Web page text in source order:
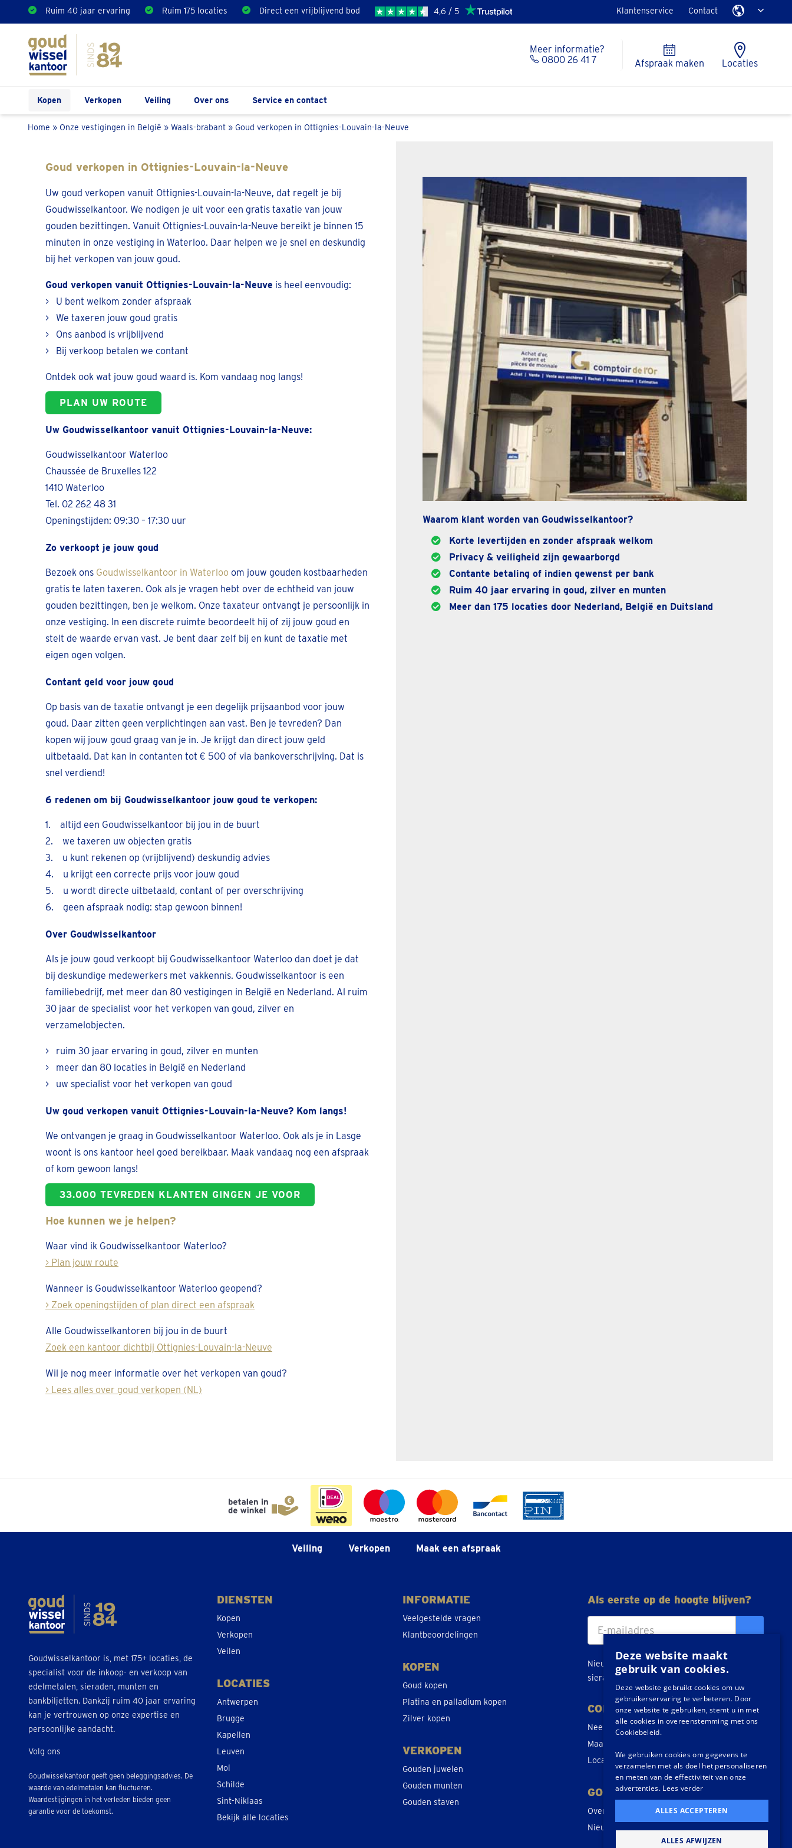
Ruim 40 jaar ervaring Ruim 175 locaties Direct een vrijblijvend bod 4,6 / 5 Klantenservice Contact
Meer informatie?
0800 26 41 7
Afspraak maken Locaties
Kopen Verkopen Veiling Over ons Service en contact
Home » Onze vestigingen in België » Waals-brabant » Goud verkopen in Ottignies-Louvain-la-Neuve
Goud verkopen in Ottignies-Louvain-la-Neuve
Uw goud verkopen vanuit Ottignies-Louvain-la-Neuve, dat regelt je bij
Goudwisselkantoor. We nodigen je uit voor een gratis taxatie van jouw
gouden bezittingen. Vanuit Ottignies-Louvain-la-Neuve bereikt je binnen 15
minuten in onze vestiging in Waterloo. Daar helpen we je snel en deskundig
bij het verkopen van jouw goud.
Goud verkopen vanuit Ottignies-Louvain-la-Neuve is heel eenvoudig:
> U bent welkom zonder afspraak
> We taxeren jouw goud gratis
> Ons aanbod is vrijblijvend
> Bij verkoop betalen we contant
Ontdek ook wat jouw goud waard is. Kom vandaag nog langs!
PLAN UW ROUTE
Uw Goudwisselkantoor vanuit Ottignies-Louvain-la-Neuve:
Goudwisselkantoor Waterloo
Chaussée de Bruxelles 122
1410 Waterloo
Tel. 02 262 48 31
Openingstijden: 09:30 – 17:30 uur
Zo verkoopt je jouw goud
Bezoek ons Goudwisselkantoor in Waterloo om jouw gouden kostbaarheden
gratis te laten taxeren. Ook als je vragen hebt over de echtheid van jouw
gouden bezittingen, ben je welkom. Onze taxateur ontvangt je persoonlijk in
onze vestiging. In een discrete ruimte beoordeelt hij of zij jouw goud en
stelt de waarde ervan vast. Je bent daar zelf bij en kunt de taxatie met
eigen ogen volgen.
Contant geld voor jouw goud
Op basis van de taxatie ontvangt je een degelijk prijsaanbod voor jouw
goud. Daar zitten geen verplichtingen aan vast. Ben je tevreden? Dan
kopen wij jouw goud graag van je in. Je krijgt dan direct jouw geld
uitbetaald. Dat kan in contanten tot € 500 of via bankoverschrijving. Dat is
snel verdiend!
6 redenen om bij Goudwisselkantoor jouw goud te verkopen:
1. altijd een Goudwisselkantoor bij jou in de buurt
2. we taxeren uw objecten gratis
3. u kunt rekenen op (vrijblijvend) deskundig advies
4. u krijgt een correcte prijs voor jouw goud
5. u wordt directe uitbetaald, contant of per overschrijving
6. geen afspraak nodig: stap gewoon binnen!
Over Goudwisselkantoor
Als je jouw goud verkoopt bij Goudwisselkantoor Waterloo dan doet je dat
bij deskundige medewerkers met vakkennis. Goudwisselkantoor is een
familiebedrijf, met meer dan 80 vestigingen in België en Nederland. Al ruim
30 jaar de specialist voor het verkopen van goud, zilver en
verzamelobjecten.
> ruim 30 jaar ervaring in goud, zilver en munten
> meer dan 80 locaties in België en Nederland
> uw specialist voor het verkopen van goud
Uw goud verkopen vanuit Ottignies-Louvain-la-Neuve? Kom langs!
We ontvangen je graag in Goudwisselkantoor Waterloo. Ook als je in Lasge
woont is ons kantoor heel goed bereikbaar. Maak vandaag nog een afspraak
of kom gewoon langs!
33.000 TEVREDEN KLANTEN GINGEN JE VOOR
Hoe kunnen we je helpen?
Waar vind ik Goudwisselkantoor Waterloo?
> Plan jouw route
Wanneer is Goudwisselkantoor Waterloo geopend?
> Zoek openingstijden of plan direct een afspraak
Alle Goudwisselkantoren bij jou in de buurt
Zoek een kantoor dichtbij Ottignies-Louvain-la-Neuve
Wil je nog meer informatie over het verkopen van goud?
> Lees alles over goud verkopen (NL)
Waarom klant worden van Goudwisselkantoor?
Korte levertijden en zonder afspraak welkom
Privacy & veiligheid zijn gewaarborgd
Contante betaling of indien gewenst per bank
Ruim 40 jaar ervaring in goud, zilver en munten
Meer dan 175 locaties door Nederland, België en Duitsland
Veiling Verkopen Maak een afspraak
Goudwisselkantoor is, met 175+ locaties, de
specialist voor de inkoop- en verkoop van
edelmetalen, sieraden, munten en
bankbiljetten. Dankzij ruim 40 jaar ervaring
kan je vertrouwen op onze expertise en
persoonlijke aandacht.
Volg ons
Goudwisselkantoor geeft geen beleggingsadvies. De
waarde van edelmetalen kan fluctueren.
Waardestijgingen in het verleden bieden geen
garantie voor de toekomst.
DIENSTEN
Kopen
Verkopen
Veilen
LOCATIES
Antwerpen
Brugge
Kapellen
Leuven
Mol
Schilde
Sint-Niklaas
Bekijk alle locaties
INFORMATIE
Veelgestelde vragen
Klantbeoordelingen
KOPEN
Goud kopen
Platina en palladium kopen
Zilver kopen
VERKOPEN
Gouden juwelen
Gouden munten
Gouden staven
Als eerste op de hoogte blijven?
Nieuws, tips en acties over goud, zilver en
sieraden direct in je inbox.
CONTACT
Neem contact op
Maak een afspraak
Locaties
GOUDWISSELKANTOOR
Over ons
Nieuws
Deze website maakt
gebruik van cookies.
Deze website gebruikt cookies om uw
gebruikerservaring te verbeteren. Door
onze website te gebruiken, stemt u in met
alle cookies in overeenstemming met ons
Cookiebeleid.
We gebruiken cookies om gegevens te
verzamelen met als doel het personaliseren
en meten van de effectiviteit van onze
advertenties. Lees verder
ALLES ACCEPTEREN
ALLES AFWIJZEN